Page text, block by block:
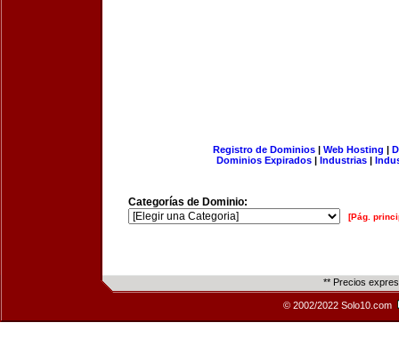
Registro de Dominios| Web Hosting |
Dominios Expirados | Industrias |
Categorías de Dominio:
[Pág.
** Precios
© 2002/2022 Solo10.com